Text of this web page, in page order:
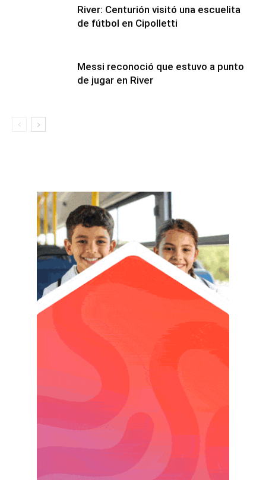
River: Centurión visitó una escuelita
de fútbol en Cipolletti
Messi reconoció que estuvo a punto
de jugar en River